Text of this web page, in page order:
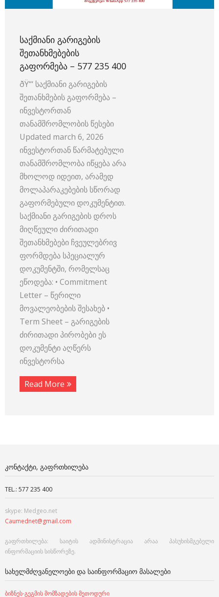
ᲡᲐᲥᲛᲘᲐᲜᲘ ᲒᲐᲠᲘᲒᲔᲑᲘᲡ
ᲨᲔᲗᲐᲜᲮᲛᲔᲑᲔᲑᲘᲡ
ᲒᲐᲤᲝᲠᲛᲔᲑᲐ – 577 235 400
ðŸ“‘ საქმიანი გარიგების
შეთანხმების გაფორმება –
ინვესტორთან
თანამშრომლობის წესები
Updated march 6, 2026
ინვესტორთან წარმატებული
თანამშრომლობა იწყება არა
მხოლოდ იდეით, არამედ
მოლაპარაკებების სწორად
გაფორმებული დოკუმენტით.
საქმიანი გარიგების დროს
მიღწეული ძირითადი
შეთანხმებები ჩვეულებრივ
ფორმდება სპეციალურ
დოკუმენტში, რომელსაც
ეწოდება: • Commitment
Letter – წერილი
მოვალეობების შესახებ •
Term Sheet – გარიგების
ძირითადი პირობები ეს
დოკუმენტი აღწერს
ინვესტორსა
Read More
ᲙᲝᲜᲢᲐᲥᲢᲘ, ᲒᲐᲤᲠᲗᲮᲘᲚᲔᲑᲐ
TEL.: 577 235 400
skype: Medgeo.net
Caumednet@gmail.com
გაფრთხილება: საიტის ადმინისტრაცია არაა პასუხისმგებელი
ინფორმაციის სისწორეზე.
ᲡᲐᲮᲔᲚᲛᲫᲦᲕᲐᲜᲔᲚᲝᲔᲑᲘ ᲓᲐ ᲡᲐᲘᲜᲤᲝᲠᲛᲐᲪᲘᲝ ᲛᲐᲡᲐᲚᲔᲑᲘ
ბიზნეს-გეგმის მომზადების მეთოდური